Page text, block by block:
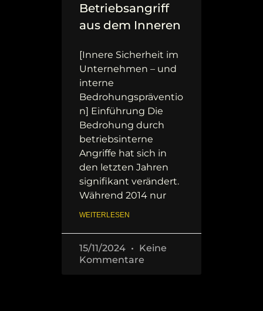
Betriebsangriff
aus dem Inneren
[Innere Sicherheit im
Unternehmen – und
interne
Bedrohungspräventio
n] Einführung Die
Bedrohung durch
betriebsinterne
Angriffe hat sich in
den letzten Jahren
signifikant verändert.
Während 2014 nur
WEITERLESEN
15/11/2024
Keine
Kommentare